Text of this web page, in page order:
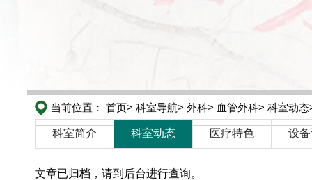
当前位置： 首页> 科室导航> 外科> 血管外科> 科室动态
科室简介 科室动态 医疗特色 设
文章已归档，请到后台进行查询。